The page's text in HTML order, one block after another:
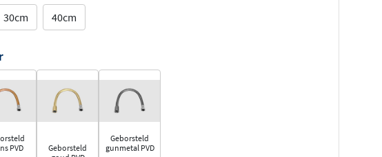
30cm 40cm
PVD
Geborsteld
Geborsteld
gunmetal PVD